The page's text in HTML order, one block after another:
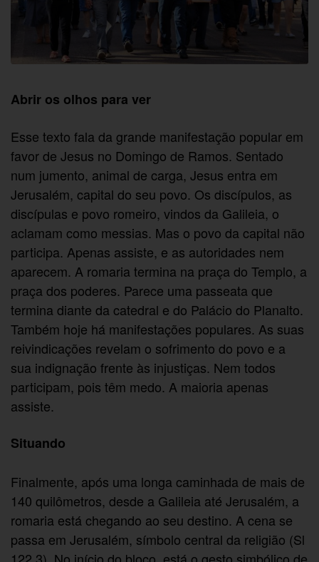
Abrir os olhos para ver
Esse texto fala da grande manifestação popular em
favor de Jesus no Domingo de Ramos. Sentado
num jumento, animal de carga, Jesus entra em
Jerusalém, capital do seu povo. Os discípulos, as
discípulas e povo romeiro, vindos da Galileia, o
aclamam como messias. Mas o povo da capital não
participa. Apenas assiste, e as autoridades nem
aparecem. A romaria termina na praça do Templo, a
praça dos poderes. Parece uma passeata que
termina diante da catedral e do Palácio do Planalto.
Também hoje há manifestações populares. As suas
reivindicações revelam o sofrimento do povo e a
sua indignação frente às injustiças. Nem todos
participam, pois têm medo. A maioria apenas
assiste.
Situando
Finalmente, após uma longa caminhada de mais de
140 quilômetros, desde a Galileia até Jerusalém, a
romaria está chegando ao seu destino. A cena se
passa em Jerusalém, símbolo central da religião (Sl